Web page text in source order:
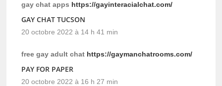
gay chat apps https://gayinteracialchat.com/
GAY CHAT TUCSON
20 octobre 2022 à 14 h 41 min
free gay adult chat https://gaymanchatrooms.com/
PAY FOR PAPER
20 octobre 2022 à 16 h 27 min